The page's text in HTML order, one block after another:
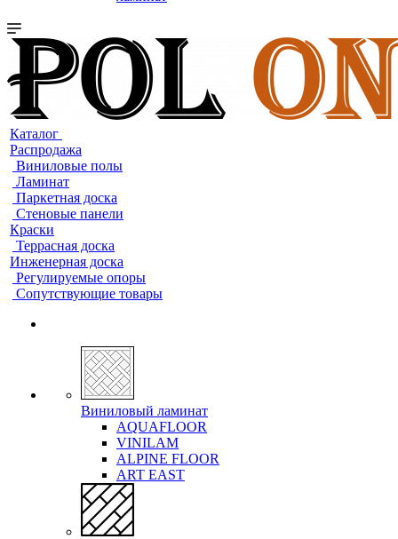
Каталог
Распродажа
Виниловые полы
Ламинат
Паркетная доска
Стеновые панели
Краски
Террасная доска
Инженерная доска
Регулируемые опоры
Сопутствующие товары
Виниловый ламинат
AQUAFLOOR
VINILAM
ALPINE FLOOR
ART EAST